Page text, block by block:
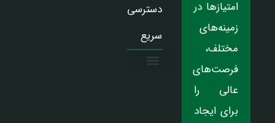
امتیازها در
زمینه‌های
مختلف،
فرصت‌های
عالی را
برای ایجاد
دسترسی
سریع